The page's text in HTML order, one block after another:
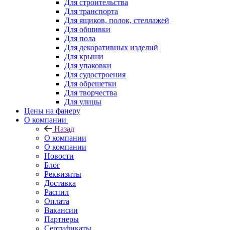
Для строительства
Для транспорта
Для ящиков, полок, стеллажей
Для обшивки
Для пола
Для декоративных изделий
Для крыши
Для упаковки
Для судостроения
Для обрешетки
Для творчества
Для улицы
Цены на фанеру
О компании
Назад
О компании
О компании
Новости
Блог
Реквизиты
Доставка
Распил
Оплата
Вакансии
Партнеры
Сертификаты